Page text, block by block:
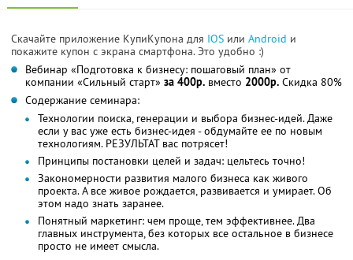
Скачайте приложение КупиКупона для IOS или Android и
покажите купон с экрана смартфона. Это удобно :)
Вебинар «Подготовка к бизнесу: пошаговый план» от
компании «Сильный старт» за 400р. вместо 2000р. Скидка 80%
Содержание семинара:
Технологии поиска, генерации и выбора бизнес-идей. Даже
если у вас уже есть бизнес-идея - обдумайте ее по новым
технологиям. РЕЗУЛЬТАТ вас потрясет!
Принципы постановки целей и задач: цельтесь точно!
Закономерности развития малого бизнеса как живого
проекта. А все живое рождается, развивается и умирает. Об
этом надо знать заранее.
Понятный маркетинг: чем проще, тем эффективнее. Два
главных инструмента, без которых все остальное в бизнесе
просто не имеет смысла.